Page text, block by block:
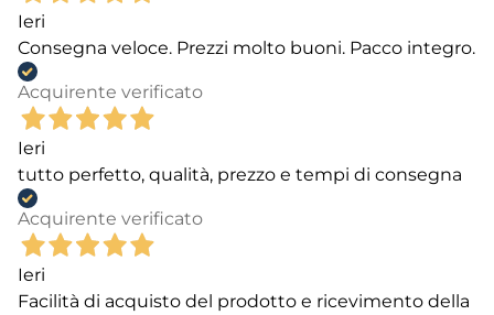
Ieri
Consegna veloce. Prezzi molto buoni. Pacco integro.
Acquirente verificato
Ieri
tutto perfetto, qualità, prezzo e tempi di consegna
Acquirente verificato
Ieri
Facilità di acquisto del prodotto e ricevimento della